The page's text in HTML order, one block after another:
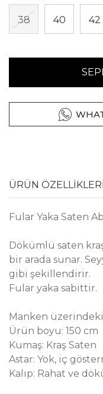
38 40 42
ÜRÜN ÖZELLİKLERİ
Fular Yaka Saten
Dökümlü saten kraş
bir arada sunar.
gibi şekillendirir.
Fular yaka sabittir.
Manken
Ürün boyu: 150 cm
Kumaş: Kraş Saten
Astar: Yok, iç
Kalıp: Rahat ve